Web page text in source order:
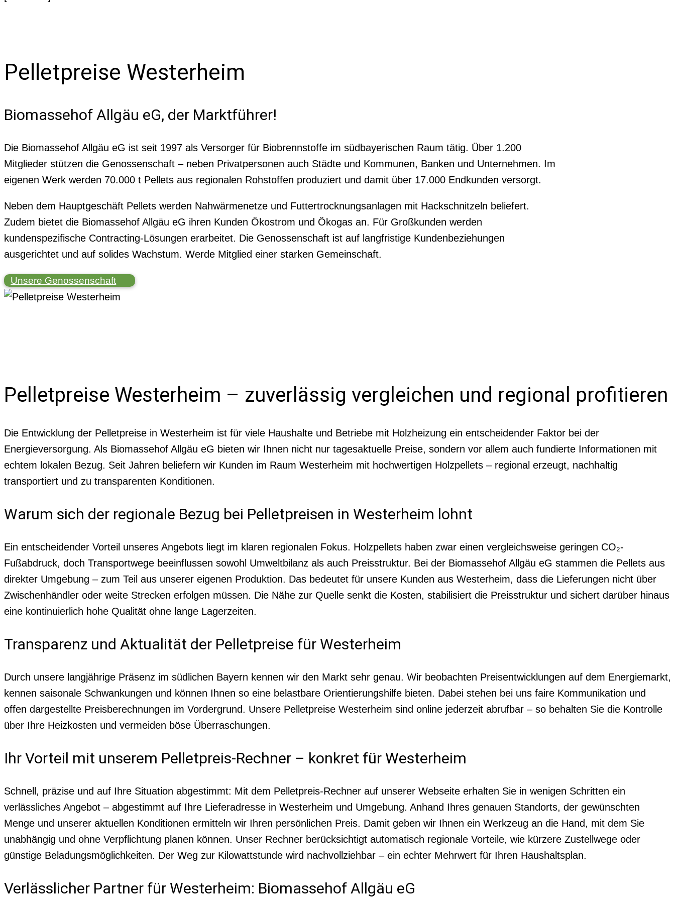
Pelletpreise Westerheim
Biomassehof Allgäu eG, der Marktführer!
Die Biomassehof Allgäu eG ist seit 1997 als Versorger für Biobrennstoffe im südbayerischen Raum tätig. Über 1.200
Mitglieder stützen die Genossenschaft – neben Privatpersonen auch Städte und Kommunen, Banken und Unternehmen. Im
eigenen Werk werden 70.000 t Pellets aus regionalen Rohstoffen produziert und damit über 17.000 Endkunden versorgt.
Neben dem Hauptgeschäft Pellets werden Nahwärmenetze und Futtertrocknungsanlagen mit Hackschnitzeln beliefert.
Zudem bietet die Biomassehof Allgäu eG ihren Kunden Ökostrom und Ökogas an. Für Großkunden werden
kundenspezifische Contracting-Lösungen erarbeitet. Die Genossenschaft ist auf langfristige Kundenbeziehungen
ausgerichtet und auf solides Wachstum. Werde Mitglied einer starken Gemeinschaft.
Unsere Genossenschaft
Pelletpreise Westerheim – zuverlässig vergleichen und regional profitieren
Die Entwicklung der Pelletpreise in Westerheim ist für viele Haushalte und Betriebe mit Holzheizung ein entscheidender Faktor bei der
Energieversorgung. Als Biomassehof Allgäu eG bieten wir Ihnen nicht nur tagesaktuelle Preise, sondern vor allem auch fundierte Informationen mit
echtem lokalen Bezug. Seit Jahren beliefern wir Kunden im Raum Westerheim mit hochwertigen Holzpellets – regional erzeugt, nachhaltig
transportiert und zu transparenten Konditionen.
Warum sich der regionale Bezug bei Pelletpreisen in Westerheim lohnt
Ein entscheidender Vorteil unseres Angebots liegt im klaren regionalen Fokus. Holzpellets haben zwar einen vergleichsweise geringen CO₂-
Fußabdruck, doch Transportwege beeinflussen sowohl Umweltbilanz als auch Preisstruktur. Bei der Biomassehof Allgäu eG stammen die Pellets aus
direkter Umgebung – zum Teil aus unserer eigenen Produktion. Das bedeutet für unsere Kunden aus Westerheim, dass die Lieferungen nicht über
Zwischenhändler oder weite Strecken erfolgen müssen. Die Nähe zur Quelle senkt die Kosten, stabilisiert die Preisstruktur und sichert darüber hinaus
eine kontinuierlich hohe Qualität ohne lange Lagerzeiten.
Transparenz und Aktualität der Pelletpreise für Westerheim
Durch unsere langjährige Präsenz im südlichen Bayern kennen wir den Markt sehr genau. Wir beobachten Preisentwicklungen auf dem Energiemarkt,
kennen saisonale Schwankungen und können Ihnen so eine belastbare Orientierungshilfe bieten. Dabei stehen bei uns faire Kommunikation und
offen dargestellte Preisberechnungen im Vordergrund. Unsere Pelletpreise Westerheim sind online jederzeit abrufbar – so behalten Sie die Kontrolle
über Ihre Heizkosten und vermeiden böse Überraschungen.
Ihr Vorteil mit unserem Pelletpreis-Rechner – konkret für Westerheim
Schnell, präzise und auf Ihre Situation abgestimmt: Mit dem Pelletpreis-Rechner auf unserer Webseite erhalten Sie in wenigen Schritten ein
verlässliches Angebot – abgestimmt auf Ihre Lieferadresse in Westerheim und Umgebung. Anhand Ihres genauen Standorts, der gewünschten
Menge und unserer aktuellen Konditionen ermitteln wir Ihren persönlichen Preis. Damit geben wir Ihnen ein Werkzeug an die Hand, mit dem Sie
unabhängig und ohne Verpflichtung planen können. Unser Rechner berücksichtigt automatisch regionale Vorteile, wie kürzere Zustellwege oder
günstige Beladungsmöglichkeiten. Der Weg zur Kilowattstunde wird nachvollziehbar – ein echter Mehrwert für Ihren Haushaltsplan.
Verlässlicher Partner für Westerheim: Biomassehof Allgäu eG